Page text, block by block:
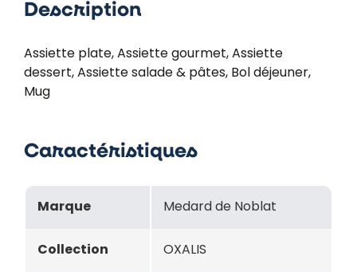
Description
Assiette plate, Assiette gourmet, Assiette
dessert, Assiette salade & pâtes, Bol déjeuner,
Mug
Caractéristiques
Marque Medard de Noblat
Collection OXALIS